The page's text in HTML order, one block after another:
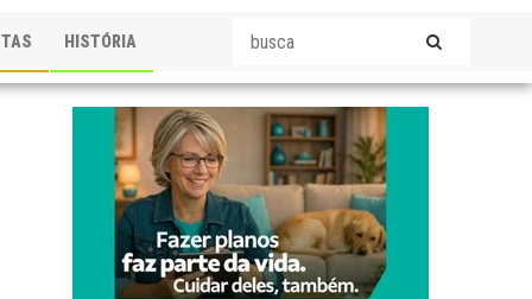
HISTÓRIA